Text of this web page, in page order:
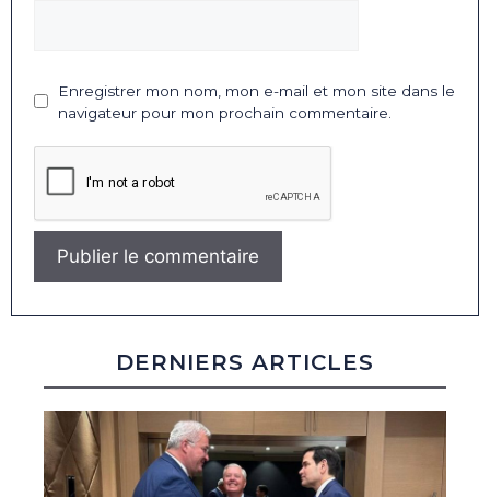
Enregistrer mon nom, mon e-mail et mon site dans le
navigateur pour mon prochain commentaire.
DERNIERS ARTICLES